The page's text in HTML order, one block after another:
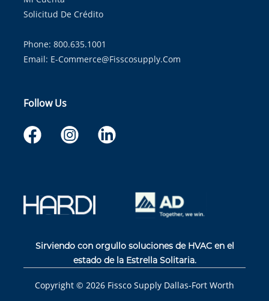
Solicitud De Crédito
Phone: 800.635.1001
Email: E-Commerce@fisscosupply.com
Follow Us
Sirviendo con orgullo soluciones de HVAC en el
estado de la Estrella Solitaria.
Copyright © 2026 Fissco Supply Dallas-Fort Worth